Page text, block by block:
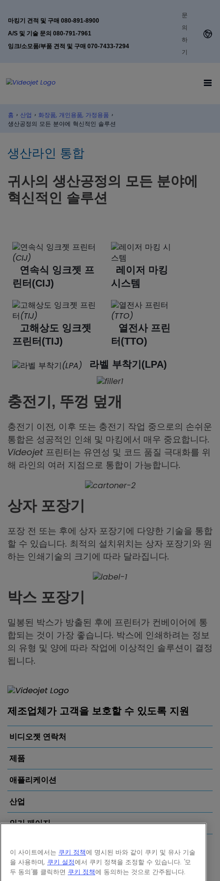
마킹기 견적 및 구매 080-891-8900
A/S 및 기술 문의 080-791-7961
잉크/소모품/부품 견적 및 구매 070-7433-7294
문
의
하
기
홈 › 산업 › 화장품, 개인용품, 가정용품 ›
생산공정의 모든 분야에 혁신적인 솔루션
생산라인 통합
귀사의 생산공정의 모든 분야에
혁신적인 솔루션
연속식 잉크젯 프
린터(CIJ)
레이저 마킹
시스템
고해상도 잉크젯
프린터(TIJ)
열전사 프린
터(TTO)
라벨 부착기(LPA)
충전기, 뚜껑 덮개
충전기 이전, 이후 또는 충전기 작업 중으로의 손쉬운
통합은 성공적인 인쇄 및 마킹에서 매우 중요합니다.
Videojet 프린터는 유연성 및 코드 품질 극대화를 위
해 라인의 여러 지점으로 통합이 가능합니다.
상자 포장기
포장 전 또는 후에 상자 포장기에 다양한 기술을 통합
할 수 있습니다. 최적의 설치위치는 상자 포장기와 원
하는 인쇄기술의 크기에 따라 달라집니다.
박스 포장기
밀봉된 박스가 방출된 후에 프린터가 컨베이어에 통
합되는 것이 가장 좋습니다. 박스에 인쇄하려는 정보
의 유형 및 양에 따라 작업에 이상적인 솔루션이 결정
됩니다.
제조업체가 고객을 보호할 수 있도록 지원
비디오젯 연락처
제품
애플리케이션
산업
인기 페이지
이 사이트에서는 쿠키 정책에 명시된 바와 같이 쿠키 및 유사 기술
을 사용하며, 쿠키 설정에서 쿠키 정책을 조정할 수 있습니다. '모
두 동의'를 클릭하면 쿠키 정책에 동의하는 것으로 간주됩니다.